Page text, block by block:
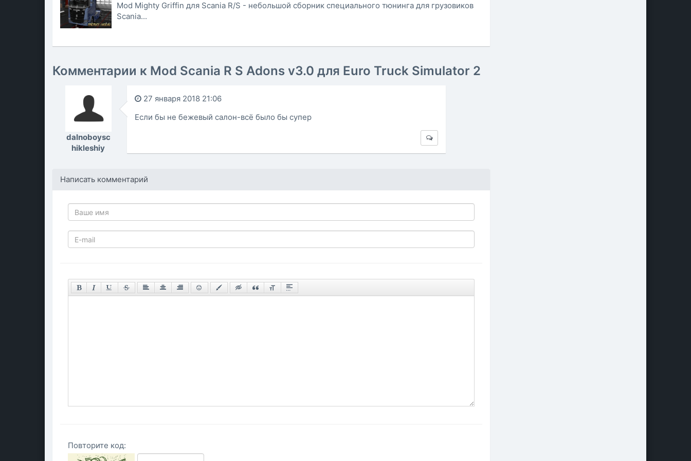
Mod Mighty Griffin для Scania R/S - небольшой сборник специального тюнинга для грузовиков
Scania...
Комментарии к Mod Scania R S Adons v3.0 для Euro Truck Simulator 2
dalnoboysc
hikleshiy
27 января 2018 21:06
Если бы не бежевый салон-всё было бы супер
Написать комментарий
Повторите код: